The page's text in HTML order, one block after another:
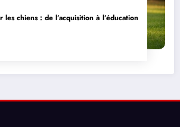
les chiens : de l’acquisition à l’éducation